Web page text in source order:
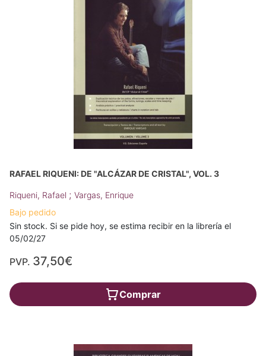
RAFAEL RIQUENI: DE "ALCÁZAR DE CRISTAL", VOL. 3
Riqueni, Rafael ; Vargas, Enrique
Bajo pedido
Sin stock. Si se pide hoy, se estima recibir en la librería el
05/02/27
PVP. 37,50€
Comprar